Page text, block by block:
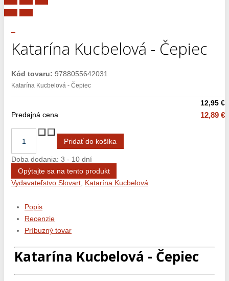
Katarína Kucbelová - Čepiec
Kód tovaru: 9788055642031
Katarína Kucbelová - Čepiec
12,95 €
Predajná cena
12,89 €
Doba dodania: 3 - 10 dní
Opýtajte sa na tento produkt
Vydavateľstvo Slovart Katarína Kucbelová
Popis
Recenzie
Príbuzný tovar
Katarína Kucbelová - Čepiec